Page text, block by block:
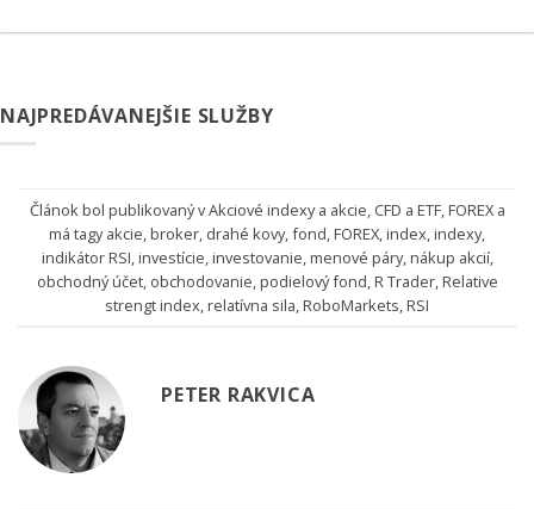
NAJPREDÁVANEJŠIE SLUŽBY
Článok bol publikovaný vAkciové indexy a akcie, CFD a ETF,FOREXa
má tagyakcie,broker, drahé kovy,fond,FOREX,index,indexy,
indikátor RSI,investície,investovanie,menové páry,nákup akcií,
obchodný účet, obchodovanie,podielový fond,R Trader,Relative
strengt index,relatívna sila,RoboMarkets,RSI
PETER RAKVICA